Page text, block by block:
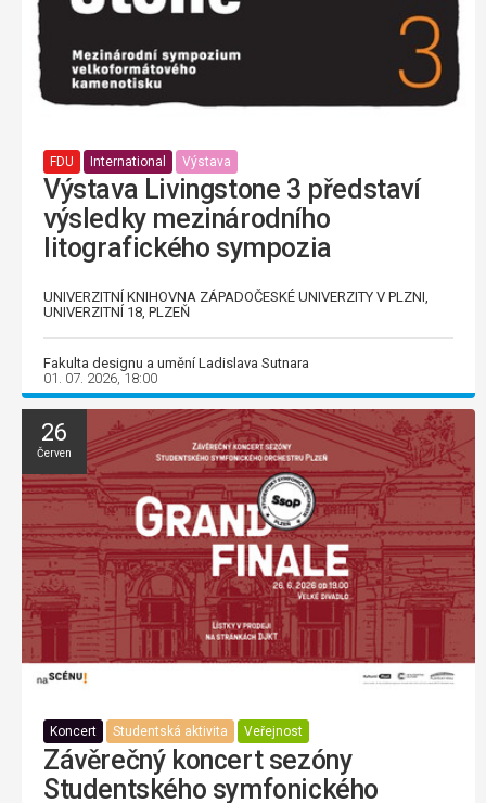
FDU International Výstava
Výstava Livingstone 3 představí
výsledky mezinárodního
litografického sympozia
UNIVERZITNÍ KNIHOVNA ZÁPADOČESKÉ UNIVERZITY V PLZNI,
UNIVERZITNÍ 18, PLZEŇ
Fakulta designu a umění Ladislava Sutnara
01. 07. 2026, 18:00
26
Červen
Koncert Studentská aktivita Veřejnost
Závěrečný koncert sezóny
Studentského symfonického